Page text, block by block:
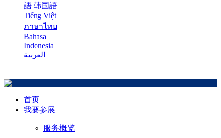
語 韩国語
Tiếng Việt
ภาษาไทย
Bahasa
Indonesia
العربية
首页
我要参展
服务概览